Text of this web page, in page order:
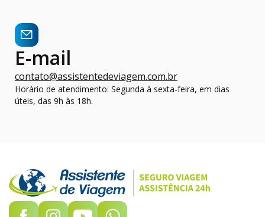
E-mail
contato@assistentedeviagem.com.br
Horário de atendimento: Segunda à sexta-feira, em dias
úteis, das 9h às 18h.